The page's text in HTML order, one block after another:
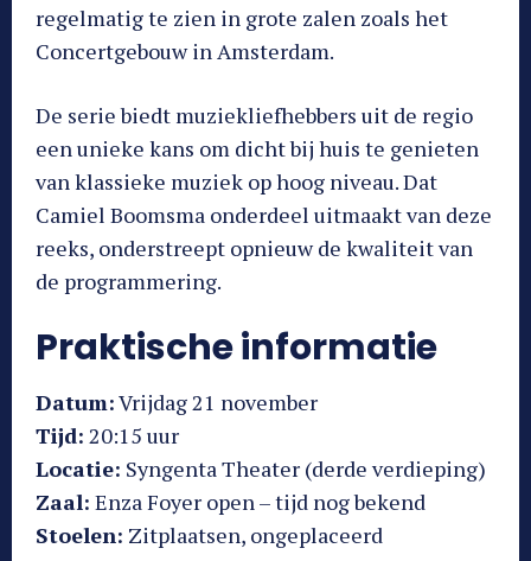
regelmatig te zien in grote zalen zoals het
Concertgebouw in Amsterdam.
De serie biedt muziekliefhebbers uit de regio
een unieke kans om dicht bij huis te genieten
van klassieke muziek op hoog niveau. Dat
Camiel Boomsma onderdeel uitmaakt van deze
reeks, onderstreept opnieuw de kwaliteit van
de programmering.
Praktische informatie
Datum:Vrijdag 21 november
Tijd: 20:15 uur
Locatie: Syngenta Theater (derde verdieping)
Zaal: Enza Foyer open – tijd nog bekend
Stoelen: Zitplaatsen, ongeplaceerd